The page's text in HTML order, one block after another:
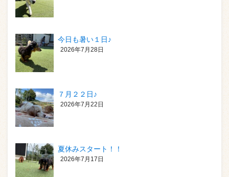
今日も暑い１日♪
2026年7月28日
７月２２日♪
2026年7月22日
夏休みスタート！！
2026年7月17日